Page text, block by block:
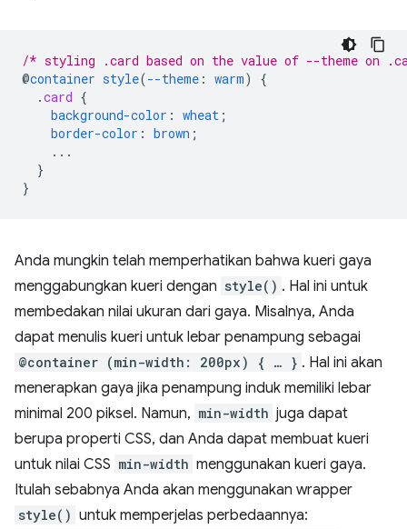
/* styling .card based on the value of --theme on
@container style(--theme : warm)
{
.card {
background-color : wheat ;
border-color : brown ;
...
}
}
Anda mungkin telah memperhatikan bahwa kueri gaya
menggabungkan kueri dengan style() . Hal ini untuk
membedakan nilai ukuran dari gaya. Misalnya, Anda
dapat menulis kueri untuk lebar penampung sebagai
@container (min-width: 200px) { … } . Hal ini akan
menerapkan gaya jika penampung induk memiliki lebar
minimal 200 piksel. Namun, min-width juga dapat
berupa properti CSS, dan Anda dapat membuat kueri
untuk nilai CSS min-width menggunakan kueri gaya.
Itulah sebabnya Anda akan menggunakan wrapper
style() untuk memperjelas perbedaannya: